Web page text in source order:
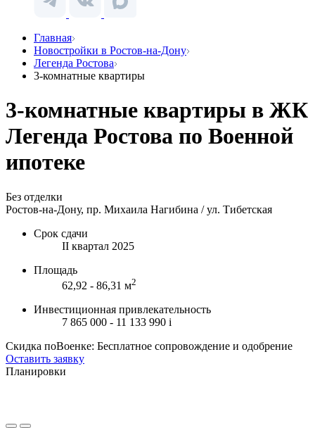
Главная
Новостройки в Ростов-на-Дону
Легенда Ростова
3-комнатные квартиры
3-комнатные квартиры в ЖК
Легенда Ростова по Военной
ипотеке
Без отделки
Ростов-на-Дону, пр. Михаила Нагибина / ул. Тибетская
Срок сдачи
II квартал 2025
Площадь
62,92 - 86,31 м2
Инвестиционная привлекательность
7 865 000 - 11 133 990 i
Скидка поВоенке: Бесплатное сопровождение и одобрение
Оставить заявку
Планировки